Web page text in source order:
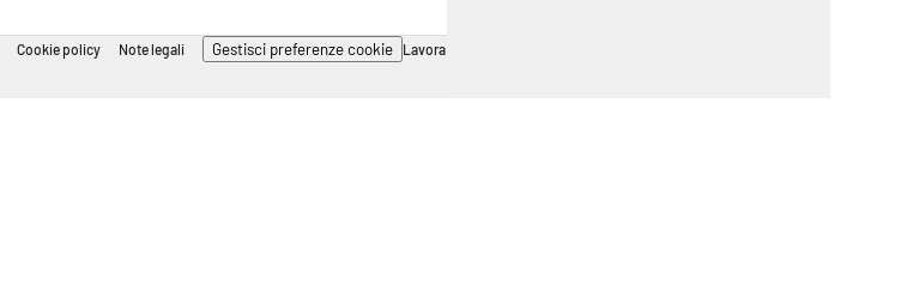
Cookie policy Note legali Gestisci preferenze cookie Lavora con noi